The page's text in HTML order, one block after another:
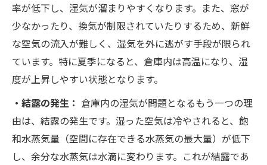
率が低下し、湿気が溜まりやすくなります。また、窓が
少なかったり、換気が制限されていたりするため、新鮮
な空気の流入が難しく、湿気を外に逃がす手段が限られ
ています。特に夏季になると、倉庫内は高温になり、湿
度が上昇しやすい状態となります。
・結露の発生： 倉庫内の湿気が問題となるもう一つの理
由は、結露の発生です。湿った空気は冷やされると、飽
和水蒸気量（空間に存在できる水蒸気の最大量）が低下
し、余分な水蒸気は水滴に変わります。これが結露であ